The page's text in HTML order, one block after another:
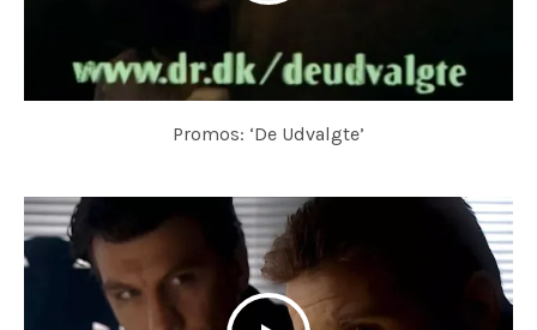
Promos: ‘De Udvalgte’